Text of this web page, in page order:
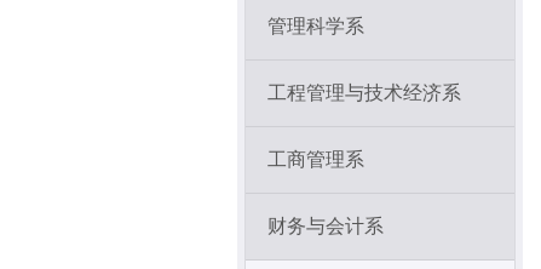
管理科学系
工程管理与技术经济系
工商管理系
财务与会计系